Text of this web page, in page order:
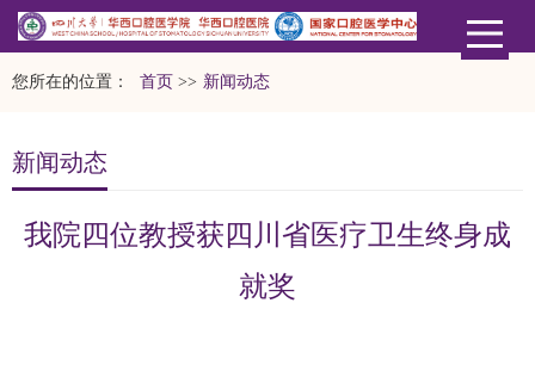
您所在的位置： 首页 >> 新闻动态
新闻动态
我院四位教授获四川省医疗卫生终身成
就奖